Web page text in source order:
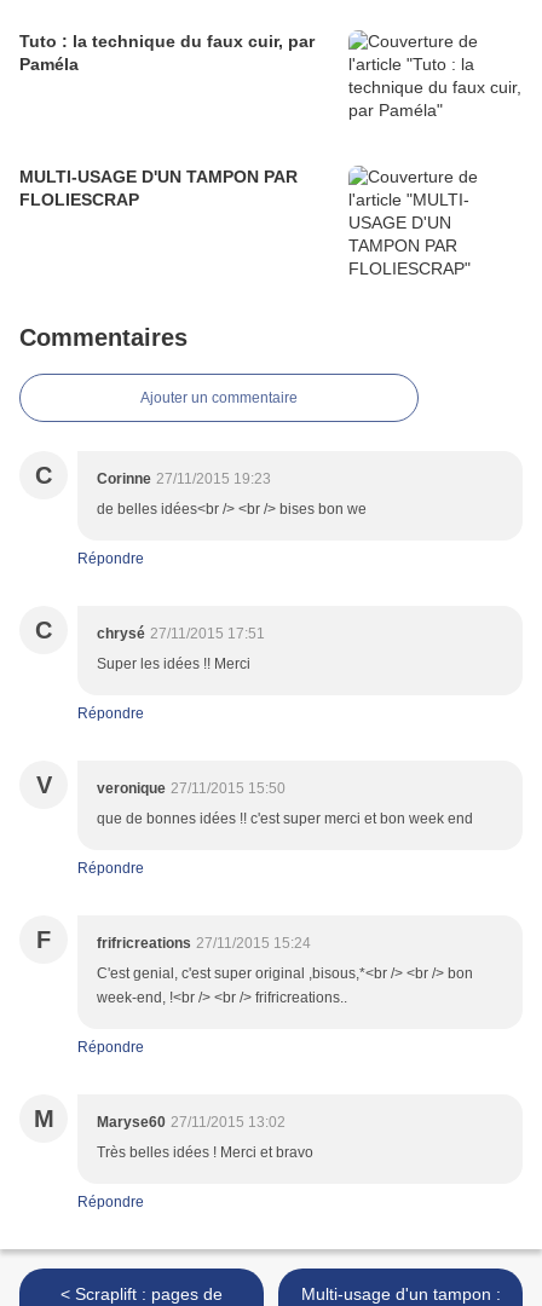
Tuto : la technique du faux cuir, par
Paméla
MULTI-USAGE D'UN TAMPON PAR
FLOLIESCRAP
Commentaires
Ajouter un commentaire
C Corinne 27/11/2015 19:23
de belles idées<br /> <br /> bises bon we
Répondre
C chrysé 27/11/2015 17:51
Super les idées !! Merci
Répondre
V veronique 27/11/2015 15:50
que de bonnes idées !! c'est super merci et bon week end
Répondre
F frifricreations 27/11/2015 15:24
C'est genial, c'est super original ,bisous,*<br /> <br /> bon
week-end, !<br /> <br /> frifricreations..
Répondre
M Maryse60 27/11/2015 13:02
Très belles idées ! Merci et bravo
Répondre
< Scraplift : pages de
Multi-usage d'un tampon :